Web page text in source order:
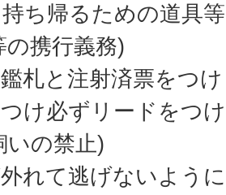
ち帰るための道具
の携行義務)
札と注射済票をつ
け必ずリードをつ
いの禁止)
れて逃げないよう